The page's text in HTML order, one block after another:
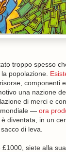
troppo spesso
popolazione.
componenti
una nazione
di merci e
mondiale — ora
diventata, in un
di leva.
siete alla